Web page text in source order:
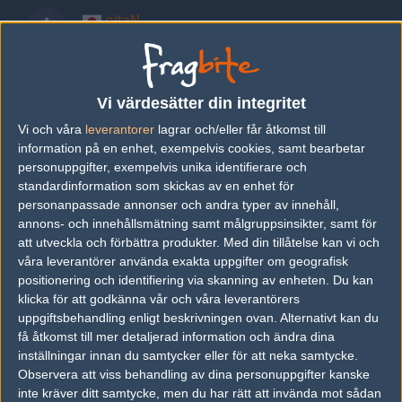
Vi värdesätter din integritet
Vi och våra leverantorer lagrar och/eller får åtkomst till
information på en enhet, exempelvis cookies, samt bearbetar
personuppgifter, exempelvis unika identifierare och
standardinformation som skickas av en enhet för
personanpassade annonser och andra typer av innehåll,
annons- och innehållsmätning samt målgruppsinsikter, samt för
att utveckla och förbättra produkter. Med din tillåtelse kan vi och
våra leverantörer använda exakta uppgifter om geografisk
positionering och identifiering via skanning av enheten. Du kan
klicka för att godkänna vår och våra leverantörers
uppgiftsbehandling enligt beskrivningen ovan. Alternativt kan du
få åtkomst till mer detaljerad information och ändra dina
inställningar innan du samtycker eller för att neka samtycke.
Observera att viss behandling av dina personuppgifter kanske
inte kräver ditt samtycke, men du har rätt att invända mot sådan
oitaN
Masayuki Takahashi
Hornet
neth
Yusuke Matsuda
Senaste resultat
No previous results.
Följ oss i social media
Följ oss på Facebook